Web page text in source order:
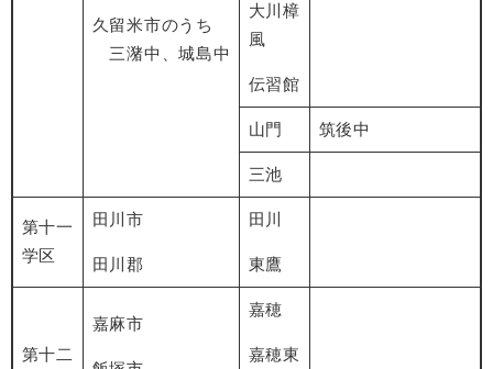
久留米市のうち
三潴中、城島中
大川樟
風
伝習館
山門 筑後中
三池
第十一
学区
田川市
田川郡
田川
東鷹
第十二
嘉麻市
嘉穂
嘉穂東